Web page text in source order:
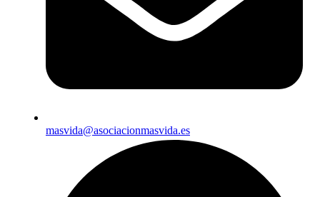
masvida@asociacionmasvida.es